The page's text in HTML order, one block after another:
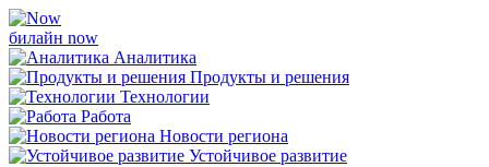
билайн now
Аналитика
Продукты и решения
Технологии
Работа
Новости региона
Устойчивое развитие